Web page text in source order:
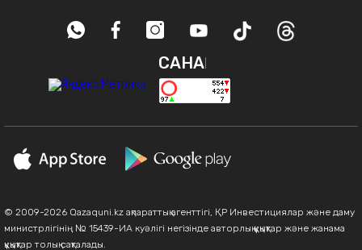
САНАҚ
© 2009-2026 Qazaquni.kz ақпараттық агенттігі, ҚР Инвестициялар және даму
министрлігінің № 15439-ИА куәлігі негізінде авторлық құқықтар және жанама
құқықтар толық сақталады.